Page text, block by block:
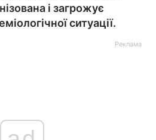
і загрожує
ситуації.
Реклама